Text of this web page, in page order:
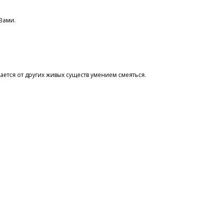
от других живых существ умением смеяться.